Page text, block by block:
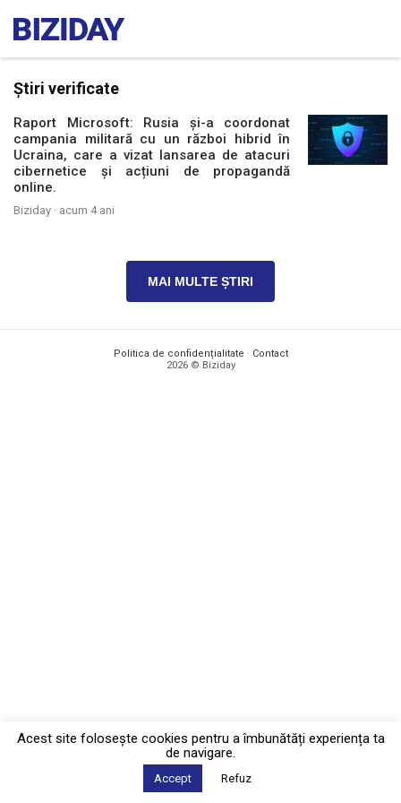
Știri verificate
Raport Microsoft: Rusia și-a coordonat
campania militară cu un război hibrid în
Ucraina, care a vizat lansarea de atacuri
cibernetice și acțiuni de propagandă
online.
Biziday · acum 4 ani
MAI MULTE ȘTIRI
Politica de confidențialitate · Contact
2026 © Biziday
Acest site foloseşte cookies pentru a îmbunătăți experiența ta
de navigare.
Accept Refuz